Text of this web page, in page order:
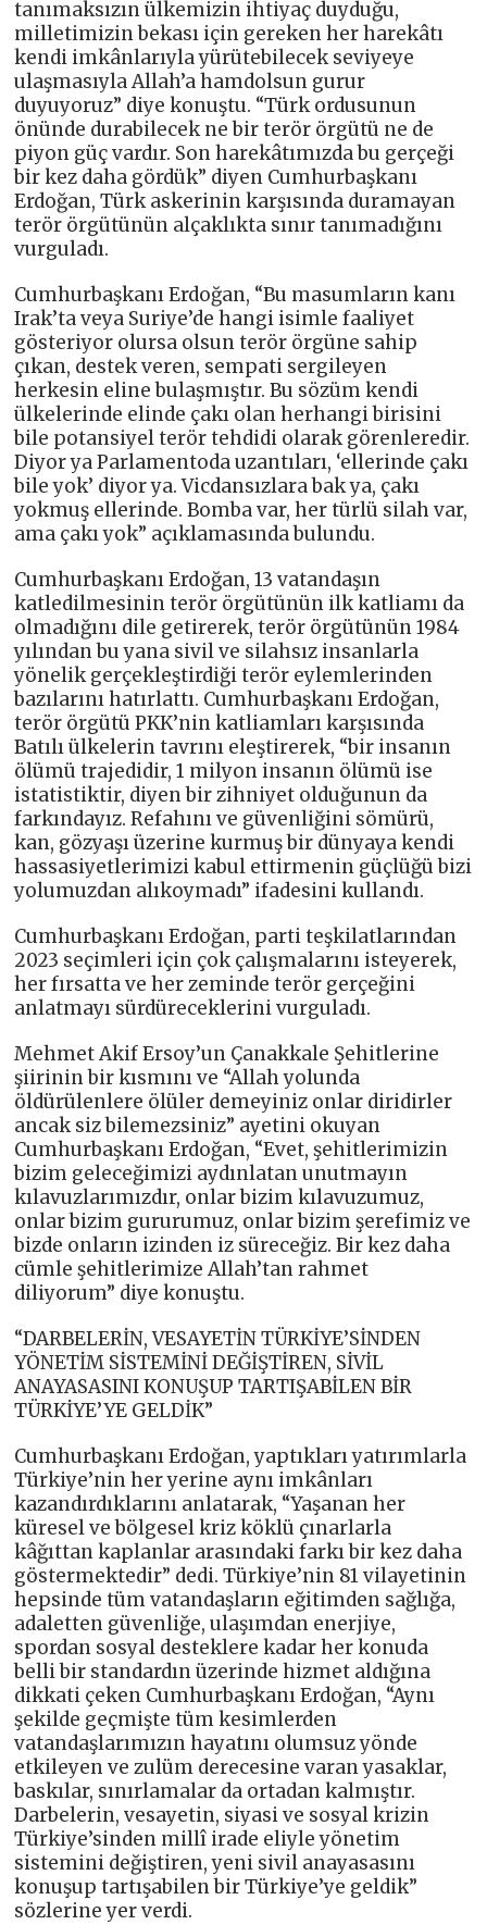
tanımaksızın ülkemizin ihtiyaç duyduğu,
milletimizin bekası için gereken her harekâtı
kendi imkânlarıyla yürütebilecek seviyeye
ulaşmasıyla Allah’a hamdolsun gurur
duyuyoruz” diye konuştu. “Türk ordusunun
önünde durabilecek ne bir terör örgütü ne de
piyon güç vardır. Son harekâtımızda bu gerçeği
bir kez daha gördük” diyen Cumhurbaşkanı
Erdoğan, Türk askerinin karşısında duramayan
terör örgütünün alçaklıkta sınır tanımadığını
vurguladı.
Cumhurbaşkanı Erdoğan, “Bu masumların kanı
Irak’ta veya Suriye’de hangi isimle faaliyet
gösteriyor olursa olsun terör örgüne sahip
çıkan, destek veren, sempati sergileyen
herkesin eline bulaşmıştır. Bu sözüm kendi
ülkelerinde elinde çakı olan herhangi birisini
bile potansiyel terör tehdidi olarak görenleredir.
Diyor ya Parlamentoda uzantıları, ‘ellerinde çakı
bile yok’ diyor ya. Vicdansızlara bak ya, çakı
yokmuş ellerinde. Bomba var, her türlü silah var,
ama çakı yok” açıklamasında bulundu.
Cumhurbaşkanı Erdoğan, 13 vatandaşın
katledilmesinin terör örgütünün ilk katliamı da
olmadığını dile getirerek, terör örgütünün 1984
yılından bu yana sivil ve silahsız insanlarla
yönelik gerçekleştirdiği terör eylemlerinden
bazılarını hatırlattı. Cumhurbaşkanı Erdoğan,
terör örgütü PKK’nin katliamları karşısında
Batılı ülkelerin tavrını eleştirerek, “bir insanın
ölümü trajedidir, 1 milyon insanın ölümü ise
istatistiktir, diyen bir zihniyet olduğunun da
farkındayız. Refahını ve güvenliğini sömürü,
kan, gözyaşı üzerine kurmuş bir dünyaya kendi
hassasiyetlerimizi kabul ettirmenin güçlüğü bizi
yolumuzdan alıkoymadı” ifadesini kullandı.
Cumhurbaşkanı Erdoğan, parti teşkilatlarından
2023 seçimleri için çok çalışmalarını isteyerek,
her fırsatta ve her zeminde terör gerçeğini
anlatmayı sürdüreceklerini vurguladı.
Mehmet Akif Ersoy’un Çanakkale Şehitlerine
şiirinin bir kısmını ve “Allah yolunda
öldürülenlere ölüler demeyiniz onlar diridirler
ancak siz bilemezsiniz” ayetini okuyan
Cumhurbaşkanı Erdoğan, “Evet, şehitlerimizin
bizim geleceğimizi aydınlatan unutmayın
kılavuzlarımızdır, onlar bizim kılavuzumuz,
onlar bizim gururumuz, onlar bizim şerefimiz ve
bizde onların izinden iz süreceğiz. Bir kez daha
cümle şehitlerimize Allah’tan rahmet
diliyorum” diye konuştu.
“DARBELERİN, VESAYETİN TÜRKİYE’SİNDEN
YÖNETİM SİSTEMİNİ DEĞİŞTİREN, SİVİL
ANAYASASINI KONUŞUP TARTIŞABİLEN BİR
TÜRKİYE’YE GELDİK”
Cumhurbaşkanı Erdoğan, yaptıkları yatırımlarla
Türkiye’nin her yerine aynı imkânları
kazandırdıklarını anlatarak, “Yaşanan her
küresel ve bölgesel kriz köklü çınarlarla
kâğıttan kaplanlar arasındaki farkı bir kez daha
göstermektedir” dedi. Türkiye’nin 81 vilayetinin
hepsinde tüm vatandaşların eğitimden sağlığa,
adaletten güvenliğe, ulaşımdan enerjiye,
spordan sosyal desteklere kadar her konuda
belli bir standardın üzerinde hizmet aldığına
dikkati çeken Cumhurbaşkanı Erdoğan, “Aynı
şekilde geçmişte tüm kesimlerden
vatandaşlarımızın hayatını olumsuz yönde
etkileyen ve zulüm derecesine varan yasaklar,
baskılar, sınırlamalar da ortadan kalmıştır.
Darbelerin, vesayetin, siyasi ve sosyal krizin
Türkiye’sinden millî irade eliyle yönetim
sistemini değiştiren, yeni sivil anayasasını
konuşup tartışabilen bir Türkiye’ye geldik”
sözlerine yer verdi.